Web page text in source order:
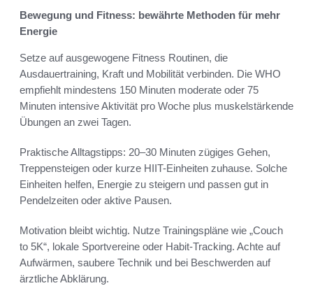
Bewegung und Fitness: bewährte Methoden für mehr
Energie
Setze auf ausgewogene Fitness Routinen, die
Ausdauertraining, Kraft und Mobilität verbinden. Die WHO
empfiehlt mindestens 150 Minuten moderate oder 75
Minuten intensive Aktivität pro Woche plus muskelstärkende
Übungen an zwei Tagen.
Praktische Alltagstipps: 20–30 Minuten zügiges Gehen,
Treppensteigen oder kurze HIIT-Einheiten zuhause. Solche
Einheiten helfen, Energie zu steigern und passen gut in
Pendelzeiten oder aktive Pausen.
Motivation bleibt wichtig. Nutze Trainingspläne wie „Couch
to 5K“, lokale Sportvereine oder Habit-Tracking. Achte auf
Aufwärmen, saubere Technik und bei Beschwerden auf
ärztliche Abklärung.